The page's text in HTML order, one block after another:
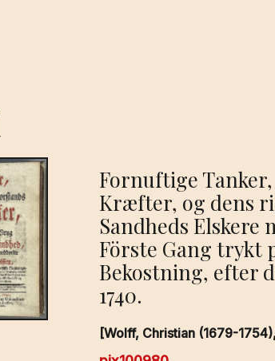
Fornuftige
Kræfter, og dens
Sandheds
Förste Gang trykt
Bekostning, efter
1740.
[Wolff, Christian (1679-